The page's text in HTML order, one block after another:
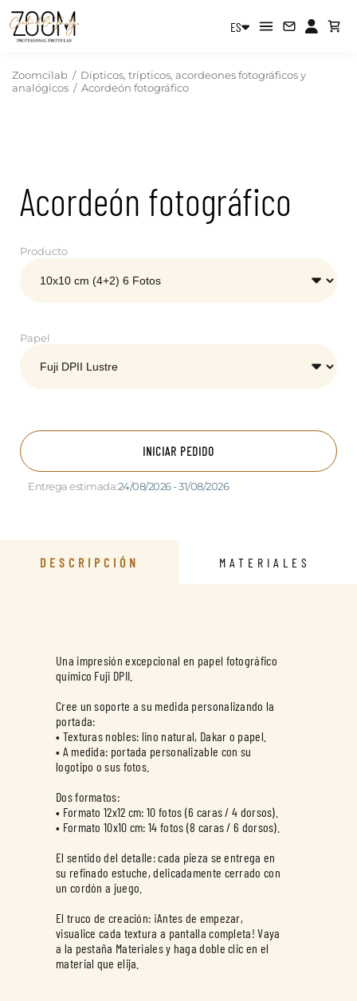
ES
Zoomcilab / Dípticos, trípticos, acordeones fotográficos y
analógicos / Acordeón fotográfico
Acordeón fotográfico
Producto
Papel
INICIAR PEDIDO
Entrega estimada:24/08/2026 - 31/08/2026
DESCRIPCIÓN MATERIALES
Una impresión excepcional en papel fotográfico
químico Fuji DPII.
Cree un soporte a su medida personalizando la
portada:
• Texturas nobles: lino natural, Dakar o papel.
• A medida: portada personalizable con su
logotipo o sus fotos.
Dos formatos:
• Formato 12x12 cm: 10 fotos (6 caras / 4 dorsos).
• Formato 10x10 cm: 14 fotos (8 caras / 6 dorsos).
El sentido del detalle: cada pieza se entrega en
su refinado estuche, delicadamente cerrado con
un cordón a juego.
El truco de creación: ¡Antes de empezar,
visualice cada textura a pantalla completa! Vaya
a la pestaña Materiales y haga doble clic en el
material que elija.